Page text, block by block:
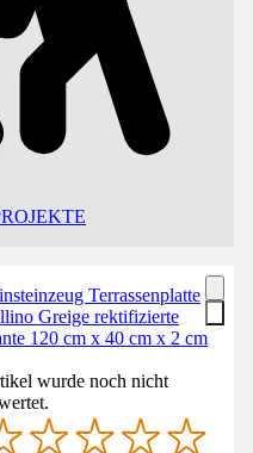
Terrassenplatte
Greige rektifizierte
120 cm x 40 cm x 2 cm
wurde noch nicht